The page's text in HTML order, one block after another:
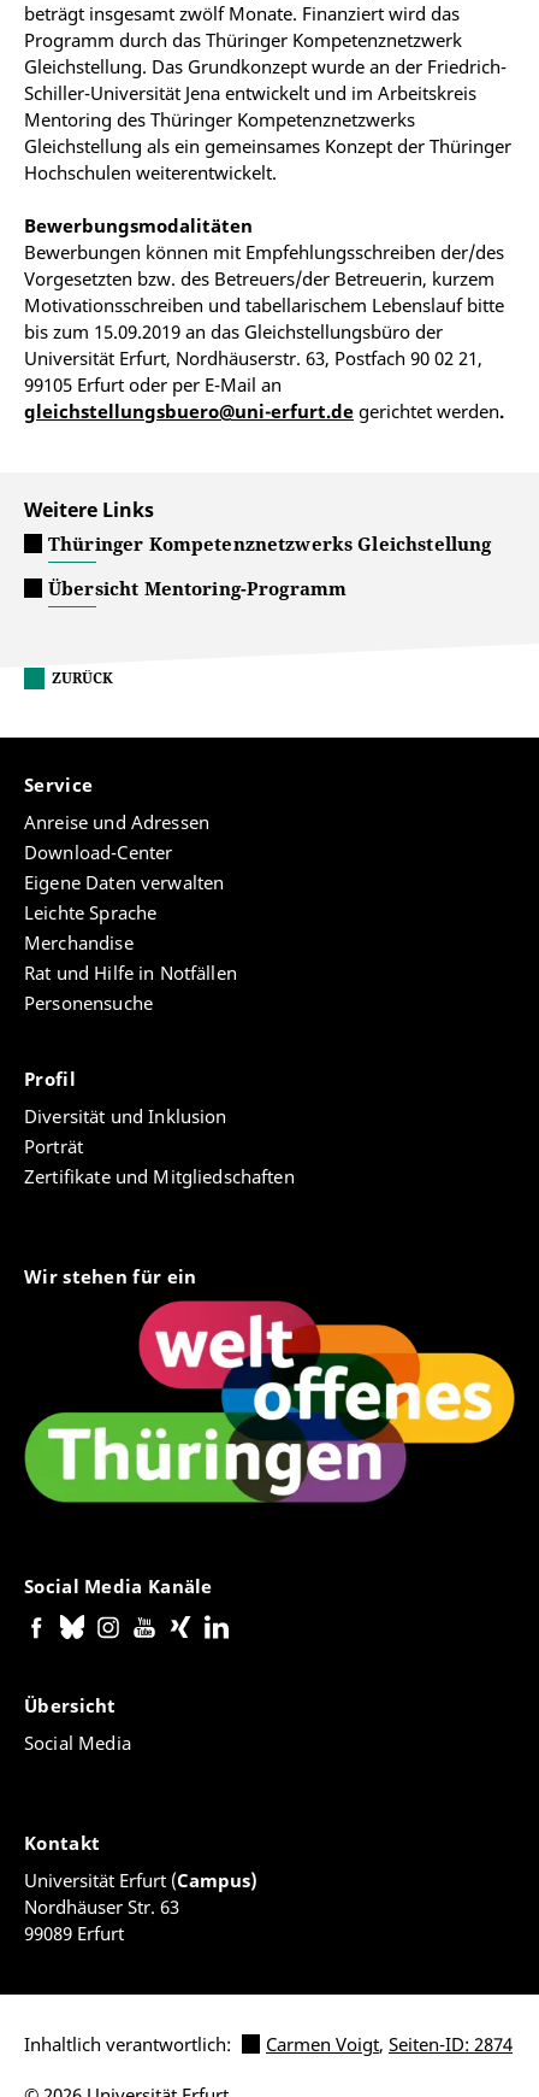
beträgt insgesamt zwölf Monate. Finanziert wird das
Programm durch das Thüringer Kompetenznetzwerk
Gleichstellung. Das Grundkonzept wurde an der Friedrich-
Schiller-Universität Jena entwickelt und im Arbeitskreis
Mentoring des Thüringer Kompetenznetzwerks
Gleichstellung als ein gemeinsames Konzept der Thüringer
Hochschulen weiterentwickelt.
Bewerbungsmodalitäten
Bewerbungen können mit Empfehlungsschreiben der/des
Vorgesetzten bzw. des Betreuers/der Betreuerin, kurzem
Motivationsschreiben und tabellarischem Lebenslauf bitte
bis zum 15.09.2019 an das Gleichstellungsbüro der
Universität Erfurt, Nordhäuserstr. 63, Postfach 90 02 21,
99105 Erfurt oder per E-Mail an
gleichstellungsbuero@uni-erfurt.de gerichtet werden.
Weitere Links
Thüringer Kompetenznetzwerks Gleichstellung
Übersicht Mentoring-Programm
ZURÜCK
Service
Anreise und Adressen
Download-Center
Eigene Daten verwalten
Leichte Sprache
Merchandise
Rat und Hilfe in Notfällen
Personensuche
Profil
Diversität und Inklusion
Porträt
Zertifikate und Mitgliedschaften
Wir stehen für ein
Social Media Kanäle
Übersicht
Social Media
Kontakt
Universität Erfurt (Campus)
Nordhäuser Str. 63
99089 Erfurt
Inhaltlich verantwortlich: Carmen Voigt, Seiten-ID: 2874